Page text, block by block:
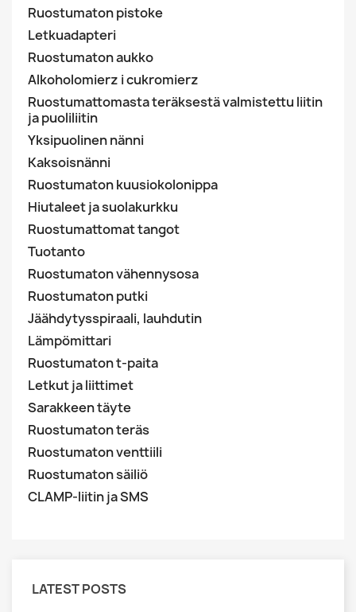
Ruostumaton pistoke
Letkuadapteri
Ruostumaton aukko
Alkoholomierz i cukromierz
Ruostumattomasta teräksestä valmistettu liitin
ja puoliliitin
Yksipuolinen nänni
Kaksoisnänni
Ruostumaton kuusiokolonippa
Hiutaleet ja suolakurkku
Ruostumattomat tangot
Tuotanto
Ruostumaton vähennysosa
Ruostumaton putki
Jäähdytysspiraali, lauhdutin
Lämpömittari
Ruostumaton t-paita
Letkut ja liittimet
Sarakkeen täyte
Ruostumaton teräs
Ruostumaton venttiili
Ruostumaton säiliö
CLAMP-liitin ja SMS
LATEST POSTS